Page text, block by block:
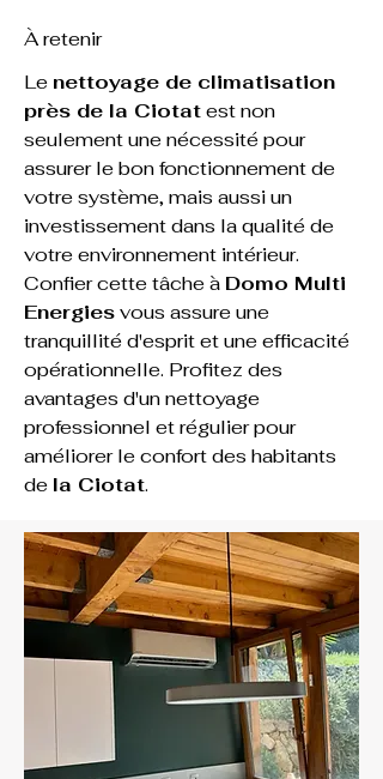
À retenir
Le nettoyage de climatisation
près de la Ciotat est non
seulement une nécessité pour
assurer le bon fonctionnement de
votre système, mais aussi un
investissement dans la qualité de
votre environnement intérieur.
Confier cette tâche à Domo Multi
Energies vous assure une
tranquillité d'esprit et une efficacité
opérationnelle. Profitez des
avantages d'un nettoyage
professionnel et régulier pour
améliorer le confort des habitants
de la Ciotat.